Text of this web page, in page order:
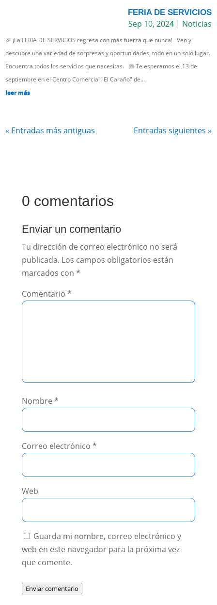
FERIA DE SERVICIOS
Sep 10, 2024| Noticias
🎉 ¡La FERIA DE SERVICIOS regresa con más fuerza que nunca! Ven y
descubre una variedad de sorpresas y oportunidades, todo en un solo lugar.
Encuentra todos los servicios que necesitas. 📅 Te esperamos el 13 de
septiembre en el Centro Comercial "El Caraño" de...
leer más
« Entradas más antiguas Entradas siguientes »
0 comentarios
Enviar un comentario
Tu dirección de correo electrónico no será
publicada. Los campos obligatorios están
marcados con *
Comentario *
Nombre *
Correo electrónico *
Web
Guarda mi nombre, correo electrónico y
web en este navegador para la próxima vez
que comente.
Enviar comentario